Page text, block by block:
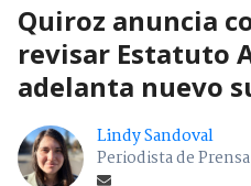
Quiroz anuncia
revisar Estatuto
adelanta nuevo
Lindy Sandoval
Periodista de